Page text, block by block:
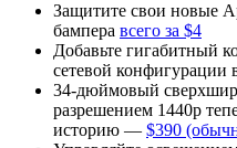
Защитите свои новые
бампера всего за $4
Добавьте гигабитный
сетевой конфигурации
34-дюймовый
разрешением 1440p
историю — $390